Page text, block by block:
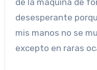
de la máquina de
desesperante
mis manos no se
excepto en raras